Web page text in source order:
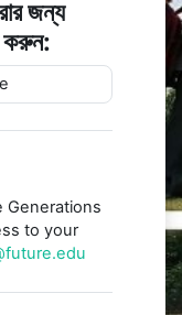
জন্য
করুন:
Generations
to your